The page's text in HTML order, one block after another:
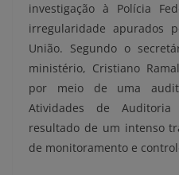
investigação à Polícia
irregularidade apurados
União. Segundo o
ministério, Cristiano
por meio de uma
Atividades de
resultado de um intenso
de monitoramento e